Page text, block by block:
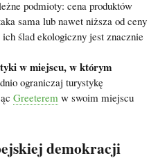
podmioty: cena produktów
sama lub nawet niższa od ceny
ślad ekologiczny jest znacznie
w miejscu, w którym
ograniczaj turystykę
Greeterem w swoim miejscu
demokracji